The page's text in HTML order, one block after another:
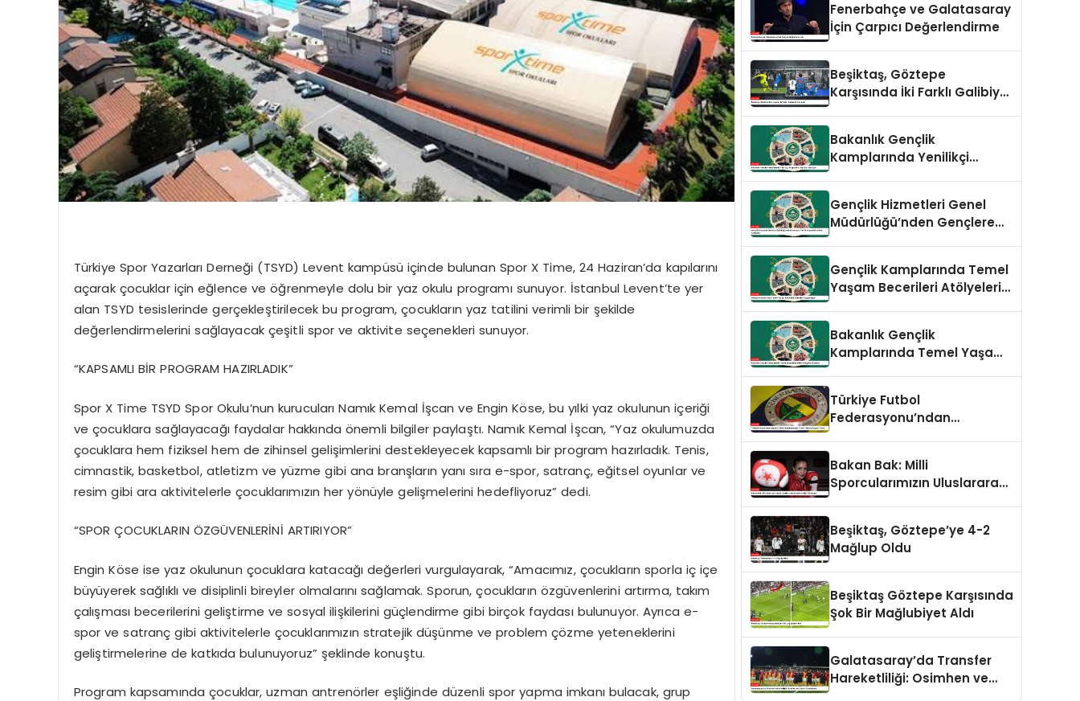
Türkiye Spor Yazarları Derneği (TSYD) Levent kampüsü içinde bulunan Spor X Time, 24 Haziran’da kapılarını
açarak çocuklar için eğlence ve öğrenmeyle dolu bir yaz okulu programı sunuyor. İstanbul Levent’te yer
alan TSYD tesislerinde gerçekleştirilecek bu program, çocukların yaz tatilini verimli bir şekilde
değerlendirmelerini sağlayacak çeşitli spor ve aktivite seçenekleri sunuyor.
“KAPSAMLI BİR PROGRAM HAZIRLADIK”
Spor X Time TSYD Spor Okulu’nun kurucuları Namık Kemal İşcan ve Engin Köse, bu yılki yaz okulunun içeriği
ve çocuklara sağlayacağı faydalar hakkında önemli bilgiler paylaştı. Namık Kemal İşcan, “Yaz okulumuzda
çocuklara hem fiziksel hem de zihinsel gelişimlerini destekleyecek kapsamlı bir program hazırladık. Tenis,
cimnastik, basketbol, atletizm ve yüzme gibi ana branşların yanı sıra e-spor, satranç, eğitsel oyunlar ve
resim gibi ara aktivitelerle çocuklarımızın her yönüyle gelişmelerini hedefliyoruz” dedi.
“SPOR ÇOCUKLARIN ÖZGÜVENLERİNİ ARTIRIYOR”
Engin Köse ise yaz okulunun çocuklara katacağı değerleri vurgulayarak, “Amacımız, çocukların sporla iç içe
büyüyerek sağlıklı ve disiplinli bireyler olmalarını sağlamak. Sporun, çocukların özgüvenlerini artırma, takım
çalışması becerilerini geliştirme ve sosyal ilişkilerini güçlendirme gibi birçok faydası bulunuyor. Ayrıca e-
spor ve satranç gibi aktivitelerle çocuklarımızın stratejik düşünme ve problem çözme yeteneklerini
geliştirmelerine de katkıda bulunuyoruz” şeklinde konuştu.
Program kapsamında çocuklar, uzman antrenörler eşliğinde düzenli spor yapma imkanı bulacak, grup
Fenerbahçe ve Galatasaray
İçin Çarpıcı Değerlendirme
Beşiktaş, Göztepe
Karşısında İki Farklı Galibiyet
Bakanlık Gençlik
Kamplarında Yenilikçi
Gençlik Hizmetleri Genel
Müdürlüğü’nden Gençlere
Gençlik Kamplarında Temel
Yaşam Becerileri Atölyeleri
Bakanlık Gençlik
Kamplarında Temel Yaşam
Türkiye Futbol
Federasyonu’ndan
Bakan Bak: Milli
Sporcularımızın Uluslararası
Beşiktaş, Göztepe’ye 4-2
Mağlup Oldu
Beşiktaş Göztepe Karşısında
Şok Bir Mağlubiyet Aldı
Galatasaray’da Transfer
Hareketliliği: Osimhen ve